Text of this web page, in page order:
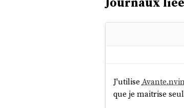
J'utilise
que je maitrise